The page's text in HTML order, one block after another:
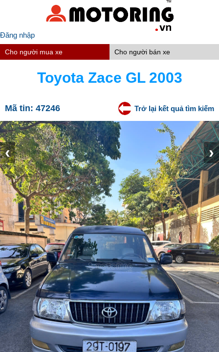
Đăng nhập
Cho người mua xe Cho người bán xe
Toyota Zace GL 2003
Mã tin: 47246 Trở lại kết quả tìm kiếm
‹ ›